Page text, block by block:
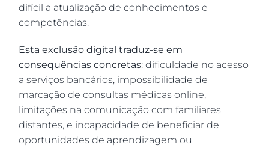
difícil a atualização de conhecimentos e
competências.
Esta exclusão digital traduz-se em
consequências concretas: dificuldade no acesso
a serviços bancários, impossibilidade de
marcação de consultas médicas online,
limitações na comunicação com familiares
distantes, e incapacidade de beneficiar de
oportunidades de aprendizagem ou